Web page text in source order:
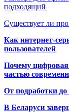
подходящий
Существует ли
Как интернет-
пользователей
Почему
частью
От подработки до
В Беларуси